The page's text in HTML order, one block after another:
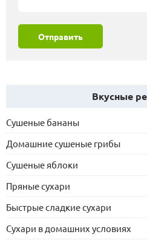
Отправить
Вкусные
Сушеные бананы
Домашние сушеные грибы
Сушеные яблоки
Пряные сухари
Быстрые сладкие сухари
Сухари в домашних условиях